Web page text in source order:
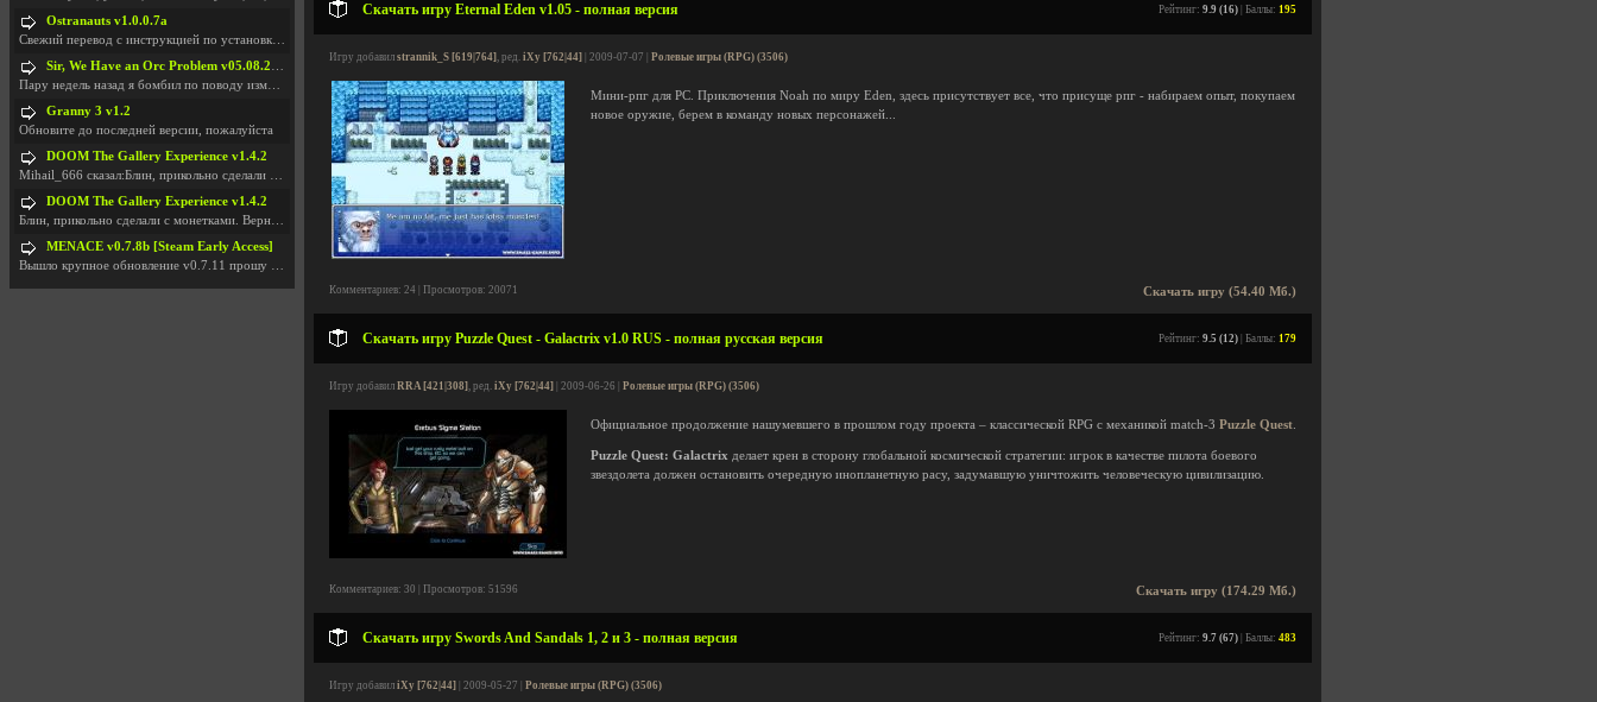
Скачать игру Eternal Eden v1.05 - полная версия Рейтинг: 9.9 (16) | Баллы: 195
Игру добавил strannik_S [619|764], ред. iXy [762|44] | 2009-07-07 | Ролевые игры (RPG) (3506)
Мини-рпг для PC. Приключения Noah по миру Eden, здесь присутствует все, что присуще рпг - набираем опыт, покупаем
новое оружие, берем в команду новых персонажей...
Скачать игру (54.40 Мб.)
Комментариев: 24 | Просмотров: 20071
Скачать игру Puzzle Quest - Galactrix v1.0 RUS - полная русская версия Рейтинг: 9.5 (12) | Баллы: 179
Игру добавил RRA [421|308], ред. iXy [762|44] | 2009-06-26 | Ролевые игры (RPG) (3506)
Официальное продолжение нашумевшего в прошлом году проекта – классической RPG с механикой match-3 Рuzzle Quest
Рuzzle Quest: Galactrix делает крен в сторону глобальной космической стратегии: игрок в качестве пилота боевого
звездолета должен остановить очередную инопланетную расу, задумавшую уничтожить человеческую цивилизацию.
Скачать игру (174.29 Мб.)
Комментариев: 30 | Просмотров: 51596
Скачать игру Swords And Sandals 1, 2 и 3 - полная версия Рейтинг: 9.7 (67) | Баллы: 483
Игру добавил iXy [762|44] | 2009-05-27 | Ролевые игры (RPG) (3506)
Ostranauts v1.0.0.7a
Свежий перевод с инструкцией по установкеhttps://g
Sir, We Have an Orc Problem v05.08.2026
Пару недель назад я бомбил по поводу изменения мин
Granny 3 v1.2
Обновите до последней версии, пожалуйста
DOOM The Gallery Experience v1.4.2
Mihail_666 сказал:Блин, прикольно сделали с монетк
DOOM The Gallery Experience v1.4.2
Блин, прикольно сделали с монетками. Вернулся в св
MENACE v0.7.8b [Steam Early Access]
Вышло крупное обновление v0.7.11 прошу обновить